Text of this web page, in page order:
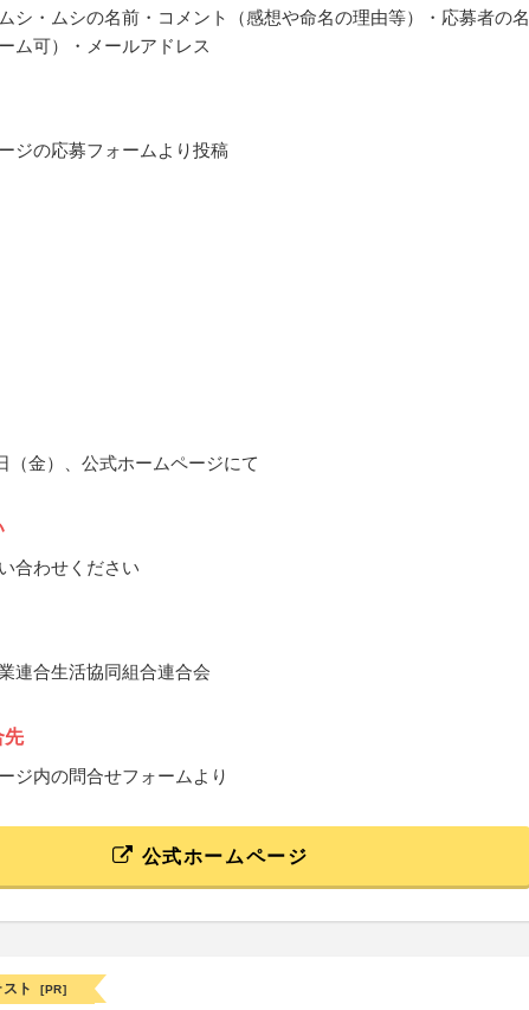
シ・ムシの名前・コメント（感想や命名の理由等）・応募者の名
ム可）・メールアドレス
ジの応募フォームより投稿
（金）、公式ホームページにて
合わせください
連合生活協同組合連合会
先
ジ内の問合せフォームより
公式ホームページ
ト [PR]